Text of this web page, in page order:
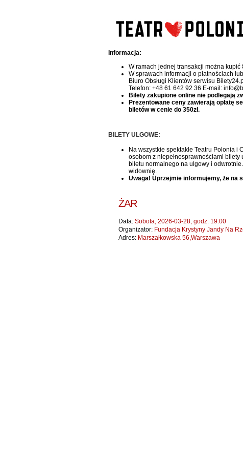
Informacja:
W ramach jednej transakcji można
W sprawach informacji o płatnościach
Biuro Obsługi Klientów serwisu
Telefon: +48 61 642 92 36 E-mail:
Bilety zakupione online nie podlegają
Prezentowane ceny zawierają opłatę
biletów w cenie do 350zł.
BILETY ULGOWE:
Na wszystkie spektakle Teatru Polonia i
osobom z niepełnosprawnościami
biletu normalnego na ulgowy i
widownię.
Uwaga! Uprzejmie informujemy, że na
ŻAR
Data: Sobota, 2026-03-28, godz. 19:00
Organizator: Fundacja Krystyny Jandy Na
Adres: Marszałkowska 56,Warszawa